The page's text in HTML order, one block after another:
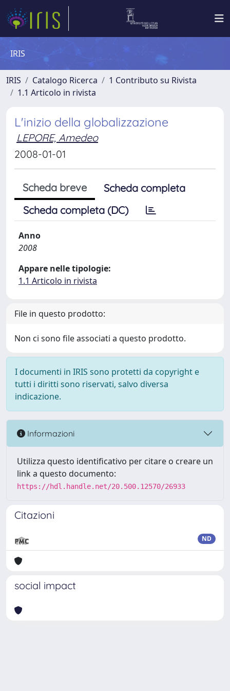
IRIS
IRIS Catalogo Ricerca
1 Contributo su Rivista
1.1 Articolo in rivista
L'inizio della globalizzazione
LEPORE, Amedeo
2008-01-01
Scheda breve
Scheda completa
Scheda completa (DC)
Anno
2008
Appare nelle tipologie:
1.1 Articolo in rivista
File in questo prodotto:
Non ci sono file associati a questo prodotto.
I documenti in IRIS sono protetti da copyright e
tutti i diritti sono riservati, salvo diversa
indicazione.
Informazioni
Utilizza questo identificativo per citare o creare un
link a questo documento:
https://hdl.handle.net/20.500.12570/26933
Citazioni
ND
social impact